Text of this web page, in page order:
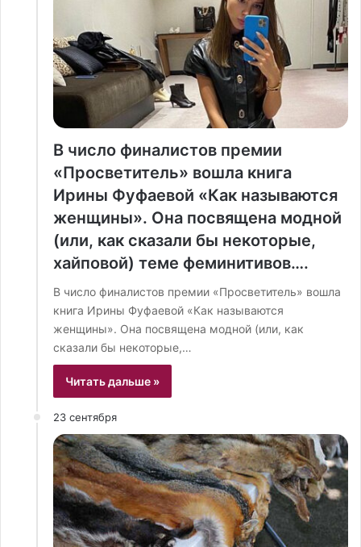
В число финалистов премии
«Просветитель» вошла книга
Ирины Фуфаевой «Как называются
женщины». Она посвящена модной
(или, как сказали бы некоторые,
хайповой) теме феминитивов….
В число финалистов премии «Просветитель» вошла
книга Ирины Фуфаевой «Как называются
женщины». Она посвящена модной (или, как
сказали бы некоторые,…
Читать дальше »
23 сентября